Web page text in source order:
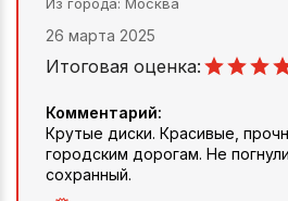
26 марта 2025
Итоговая оценка:
Комментарий:
Крутые диски. Красивые,
городским дорогам. Не
сохранный.